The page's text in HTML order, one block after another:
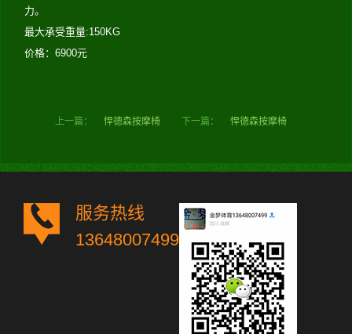
力。
最大承受重量:150KG
价格：6900元
上一篇： 悍德森按摩椅 下一篇： 悍德森按摩椅
服务热线
13648007499